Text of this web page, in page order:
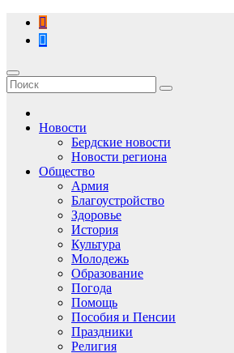
Перейти
содержимому
Новости
Бердские новости
Новости региона
Общество
Армия
Благоустройство
Здоровье
История
Культура
Молодежь
Образование
Погода
Помощь
Пособия и Пенсии
Праздники
Религия